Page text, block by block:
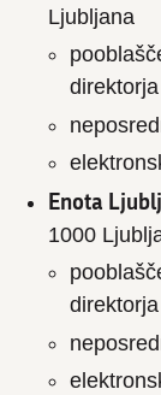
Ljubljana
direktorja
Enota
1000
direktorja